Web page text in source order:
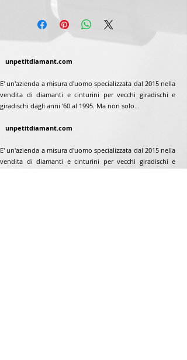
unpetitdiamant.com
E' un'azienda a misura d'uomo specializzata dal 2015 nella
vendita di diamanti e cinturini per vecchi giradischi e
giradischi dagli anni '60 al 1995. Ma non solo...
unpetitdiamant.com
E' un'azienda a misura d'uomo specializzata dal 2015 nella
vendita di diamanti e cinturini per vecchi giradischi e